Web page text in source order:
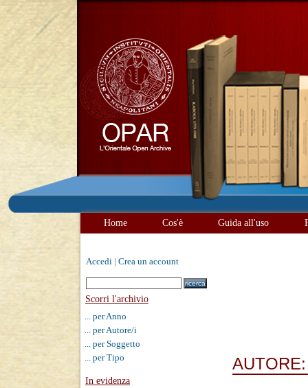
Home Cos'è Guida all'uso
Accedi Crea un account
Scorri l'archivio
... per Anno
... per Autore/i
... per Soggetto
... per Tipo
In evidenza